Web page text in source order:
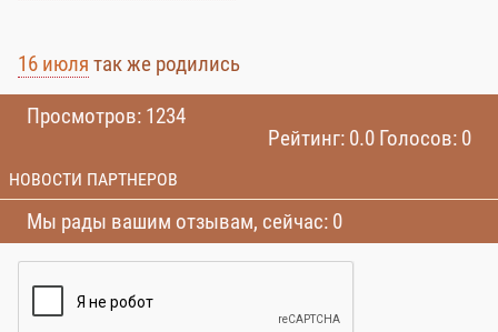
16 июля так же родились
Просмотров: 1234
Рейтинг: 0.0 Голосов: 0
НОВОСТИ ПАРТНЕРОВ
Мы рады вашим отзывам, сейчас: 0